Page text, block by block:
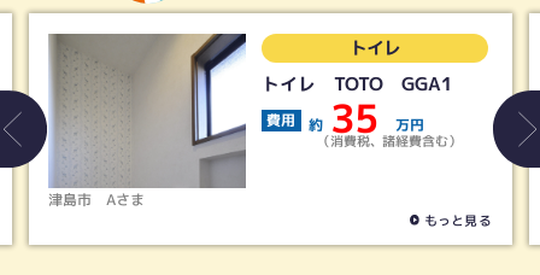
トイレ
トイレ TOTO GGA1
費用 35 万円
（消費税、諸経費含む）